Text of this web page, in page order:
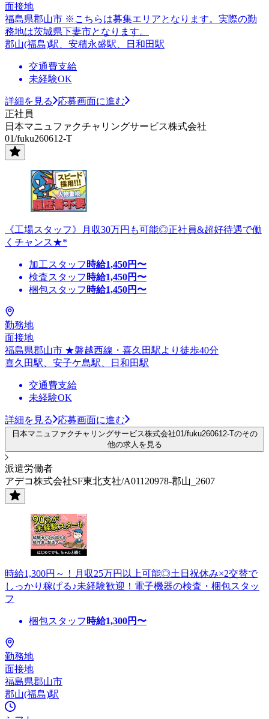
面接地
福島県郡山市 ※こちらは募集エリアとなります。実際の勤
務地は茨城県下妻市となります。
郡山(福島)駅、安積永盛駅、日和田駅
交通費支給
未経験OK
詳細を見る
応募画面に進む
正社員
日本マニュファクチャリングサービス株式会社
01/fuku260612-T
《工場スタッフ》月収30万円も可能◎正社員&超好待遇で働
くチャンス★*
加工スタッフ 時給1,450円〜
検査スタッフ 時給1,450円〜
梱包スタッフ 時給1,450円〜
勤務地
面接地
福島県郡山市 ★磐越西線・喜久田駅より徒歩40分
喜久田駅、安子ケ島駅、日和田駅
交通費支給
未経験OK
詳細を見る 応募画面に進む
日本マニュファクチャリングサービス株式会社01/fuku260612-Tのその
他の求人を見る
派遣労働者
アデコ株式会社SF東北支社/A01120978-郡山_2607
時給1,300円～！月収25万円以上可能◎土日祝休み×2交替で
しっかり稼げる♪未経験歓迎！電子機器の検査・梱包スタッ
フ
梱包スタッフ 時給1,300円〜
勤務地
面接地
福島県郡山市
郡山(福島)駅